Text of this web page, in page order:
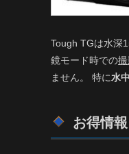
Tough TGは水深
鏡モード時での
ません。 特に水
お得情報